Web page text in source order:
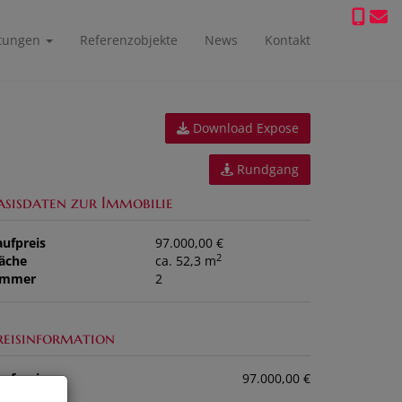
Referenzobjekte News Kontakt
Download Expose
Rundgang
zur Immobilie
97.000,00 €
ca. 52,3 m2
2
97.000,00 €